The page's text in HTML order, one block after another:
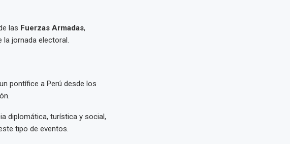
las Fuerzas Armadas,
la jornada electoral.
pontífice a Perú desde los
diplomática, turística y social,
tipo de eventos.